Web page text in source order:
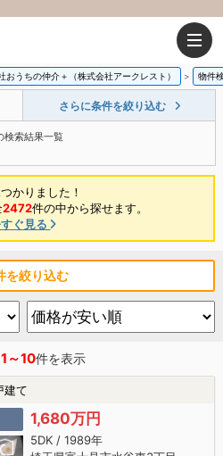
うちの仲介＋（株式会社アークレスト） 物件
さらに条件を絞り込む
検索結果一覧
かりました！
2472件の中から探せます。
ぐ見る
を絞り込む
1～10件を表示
建て
1,680万円
5DK / 1989年